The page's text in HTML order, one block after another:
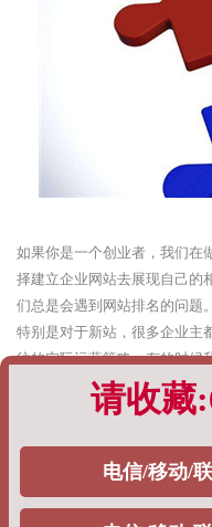
如果你是一个创业者，我们在
择建立企业网站去展现自己的
们总是会遇到网站排名的问题。
特别是对于新站，很多企业主
往的实际运营策略，有的时候
都完全基于企业主的需求。
根据以往企业网站排名优化的
对于一些刚入SEO行业的企
与SEO之间的关系是什么，通